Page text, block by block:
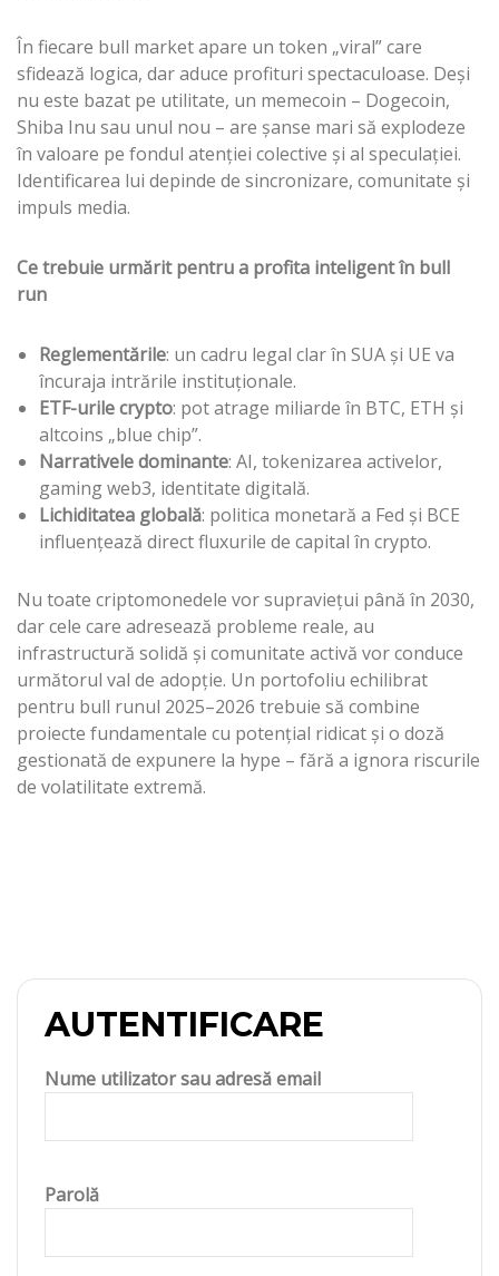
În fiecare bull market apare un token „viral” care
sfidează logica, dar aduce profituri spectaculoase. Deși
nu este bazat pe utilitate, un memecoin – Dogecoin,
Shiba Inu sau unul nou – are șanse mari să explodeze
în valoare pe fondul atenției colective și al speculației.
Identificarea lui depinde de sincronizare, comunitate și
impuls media.
Ce trebuie urmărit pentru a profita inteligent în bull
run
Reglementările: un cadru legal clar în SUA și UE va
încuraja intrările instituționale.
ETF-urile crypto: pot atrage miliarde în BTC, ETH și
altcoins „blue chip”.
Narrativele dominante: AI, tokenizarea activelor,
gaming web3, identitate digitală.
Lichiditatea globală: politica monetară a Fed și BCE
influențează direct fluxurile de capital în crypto.
Nu toate criptomonedele vor supraviețui până în 2030,
dar cele care adresează probleme reale, au
infrastructură solidă și comunitate activă vor conduce
următorul val de adopție. Un portofoliu echilibrat
pentru bull runul 2025–2026 trebuie să combine
proiecte fundamentale cu potențial ridicat și o doză
gestionată de expunere la hype – fără a ignora riscurile
de volatilitate extremă.
AUTENTIFICARE
Nume utilizator sau adresă email
Parolă